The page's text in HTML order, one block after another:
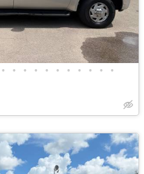
• • • • • • • • • • •